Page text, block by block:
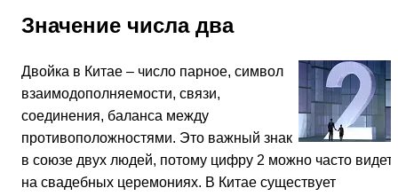
Значение числа два
Двойка в Китае – число парное, символ
взаимодополняемости, связи,
соединения, баланса между
противоположностями. Это важный знак
в союзе двух людей, потому цифру 2 можно часто
на свадебных церемониях. В Китае существует